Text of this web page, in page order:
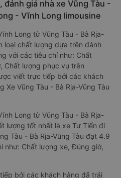
giá nhà xe Vũng Tàu -
- Vĩnh Long limousine
Long từ Vũng Tàu - Bà Rịa-
loại chất lượng dựa trên đánh
với các tiêu chí như: Chất
Chất lượng phục vụ trên
viết trực tiếp bởi các khách
Xe Vũng Tàu - Bà Rịa-Vũng Tàu
Long từ Vũng Tàu - Bà Rịa-
lượng tốt nhất là xe Tư Tiến đi
Tàu - Bà Rịa-Vũng Tàu đạt 4.9
như: Chất lượng xe, Đúng giờ,
bởi các khách hàng đã trải